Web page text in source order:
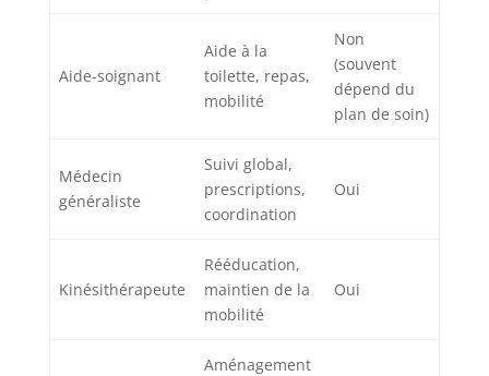
Aide-soignant
Aide à la
toilette, repas,
mobilité
Non
(souvent
dépend du
plan de soin)
Médecin
généraliste
Suivi global,
prescriptions,
coordination
Oui
Kinésithérapeute
Rééducation,
maintien de la
mobilité
Oui
Aménagement